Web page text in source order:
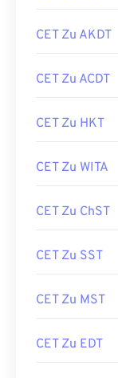
CET Zu AKDT
CET Zu ACDT
CET Zu HKT
CET Zu WITA
CET Zu ChST
CET Zu SST
CET Zu MST
CET Zu EDT